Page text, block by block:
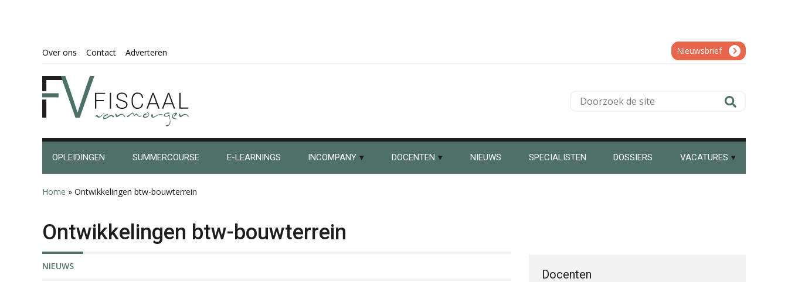
hoofdnavigatie
Over ons Contact Adverteren Nieuwsbrief
Doorzoek
OPLEIDINGEN SUMMERCOURSE E-LEARNINGS INCOMPANY DOCENTEN NIEUWS SPECIALISTEN DOSSIERS VACATURES
Home » Ontwikkelingen btw-bouwterrein
Ontwikkelingen btw-bouwterrein
NIEUWS
Docenten
Ognjen Soldat